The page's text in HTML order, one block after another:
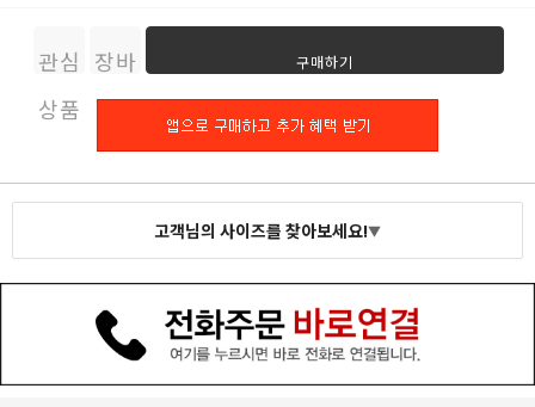
관심
상품
장바
구니
구매하기
고객님의 사이즈를 찾아보세요!▼